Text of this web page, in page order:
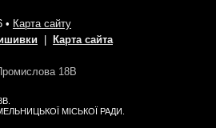
• Карта сайту
Карта сайта
18В
МІСЬКОЇ РАДИ.